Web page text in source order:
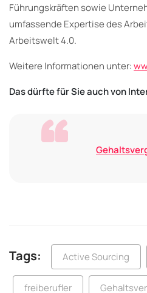
Führungskräften sowie
umfassende Expertise des
Arbeitswelt 4.0.
Weitere Informationen unter:
Das dürfte für Sie auch von
Tags: Active Sourcing
freiberufler